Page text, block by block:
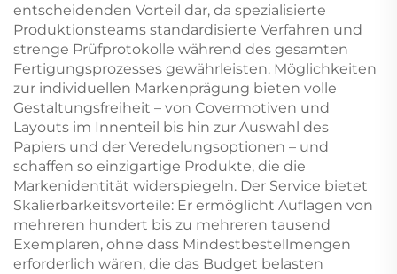
entscheidenden Vorteil dar, da spezialisierte
Produktionsteams standardisierte Verfahren und
strenge Prüfprotokolle während des gesamten
Fertigungsprozesses gewährleisten. Möglichkeiten
zur individuellen Markenprägung bieten volle
Gestaltungsfreiheit – von Covermotiven und
Layouts im Innenteil bis hin zur Auswahl des
Papiers und der Veredelungsoptionen – und
schaffen so einzigartige Produkte, die die
Markenidentität widerspiegeln. Der Service bietet
Skalierbarkeitsvorteile: Er ermöglicht Auflagen von
mehreren hundert bis zu mehreren tausend
Exemplaren, ohne dass Mindestbestellmengen
erforderlich wären, die das Budget belasten